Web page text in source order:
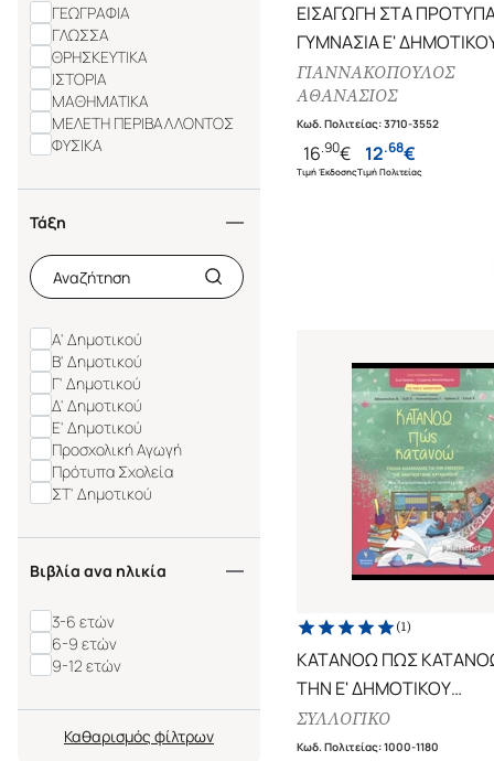
ΓΕΩΓΡΑΦΙΑ
ΓΛΩΣΣΑ
ΘΡΗΣΚΕΥΤΙΚΑ
ΙΣΤΟΡΙΑ
ΜΑΘΗΜΑΤΙΚΑ
ΜΕΛΕΤΗ ΠΕΡΙΒΑΛΛΟΝΤΟΣ
ΦΥΣΙΚΑ
Τάξη
Α' Δημοτικού
Β' Δημοτικού
Γ' Δημοτικού
Δ' Δημοτικού
Ε' Δημοτικού
Προσχολική Αγωγή
Πρότυπα Σχολεία
ΣΤ' Δημοτικού
Βιβλία ανα ηλικία
3-6 ετών
6-9 ετών
9-12 ετών
Καθαρισμός
ΕΙΣΑΓΩΓΗ ΣΤΑ
ΓΥΜΝΑΣΙΑ Ε'
ΠΡΟΕΤΟΙΜΑΣΙΑ ΣΤΟ
ΤΗΣ ΓΛΩΣΣΑΣ
ΓΙΑΝΝΑΚΟΠΟΥΛΟΣ
ΑΘΑΝΑΣΙΟΣ
Κωδ. Πολιτείας:3710-3552
16.90€
Τιμή Έκδοσης
12.68€
Τιμή Πολιτείας
(1)
ΚΑΤΑΝΟΩ ΠΩΣ
ΤΗΝ Ε' ΔΗΜΟΤΙΚΟΥ
ΣΧΕΔΙΑ ΔΙΔΑΣΚΑΛΙΑΣ
ΕΝΙΣΧΥΣΗ ΤΗΣ
ΣΥΛΛΟΓΙΚΟ
Κωδ. Πολιτείας:1000-1180